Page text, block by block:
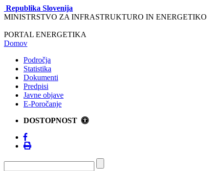
Republika Slovenija
MINISTRSTVO ZA INFRASTRUKTURO IN ENERGETIKO
PORTAL ENERGETIKA
Domov
Področja
Statistika
Dokumenti
Predpisi
Javne objave
E-Poročanje
DOSTOPNOST